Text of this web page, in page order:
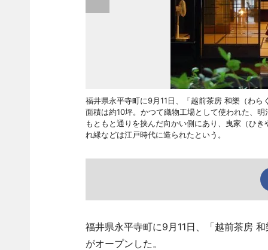
福井県永平寺町に9月11日、「越前茶房 和樂（わ
面積は約10坪。かつて織物工場として使われた、
もともと通りを挟んだ向かい側にあり、曳家（ひ
れ縁などは江戸時代に造られたという。
福井県永平寺町に9月11日、「越前茶房
がオープンした。